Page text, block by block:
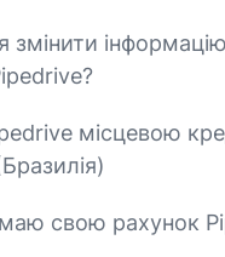
місцевою
свою рахунок